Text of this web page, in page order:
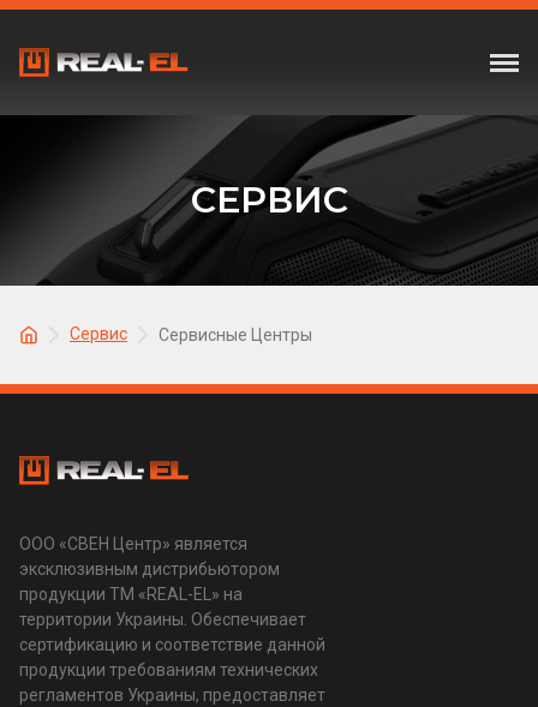
СЕРВИС
Сервис Сервисные Центры
ООО «СВЕН Центр» является
эксклюзивным дистрибьютором
продукции ТМ «REAL-EL» на
территории Украины. Обеспечивает
сертификацию и соответствие данной
продукции требованиям технических
регламентов Украины, предоставляет